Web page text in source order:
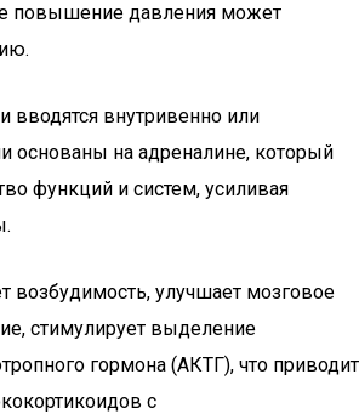
повышение давления может
вводятся внутривенно или
основаны на адреналине, который
функций и систем, усиливая
возбудимость, улучшает мозговое
стимулирует выделение
гормона (АКТГ), что приводит
с